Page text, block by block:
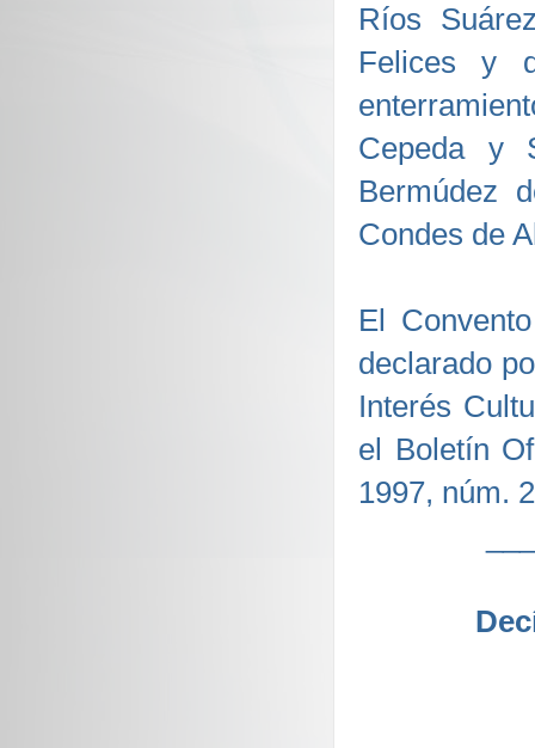
Ríos
Felices y
Cepeda y
Bermúdez
Condes de
El
declarado
Interés
el Boletín
1997, núm.